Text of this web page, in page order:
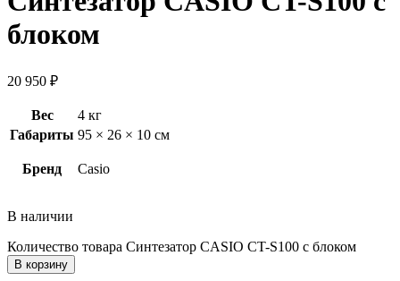
блоком
20 950 ₽
Вес
4 кг
Габариты 95 × 26 × 10 см
Бренд Casio
В наличии
Количество товара Синтезатор CASIO CT-S100 с блоком
В корзину